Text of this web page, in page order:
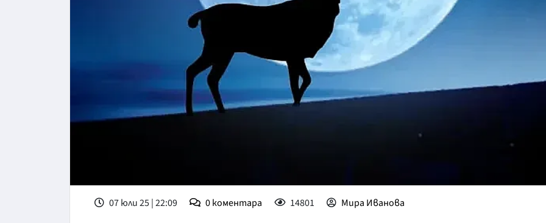
07 юли 25 | 22:09 0коментара 14801 Мира Иванова